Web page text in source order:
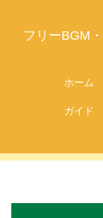
フリーBGM
ホーム
ガイド